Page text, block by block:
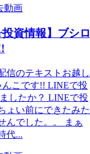
動画
資情報】ブシロ
信のテキストお越し
こです!! LINEで投
したか？ LINEで投
ょい前にできたみた
んでした。。 まぁ
代...